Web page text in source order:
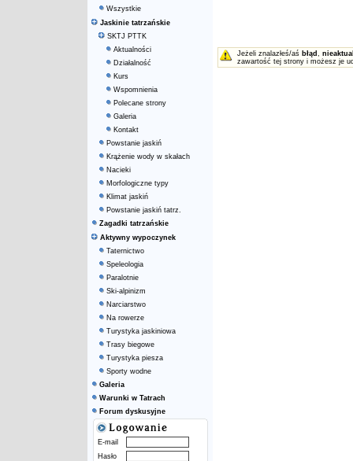
Wszystkie
Jaskinie tatrzańskie
SKTJ PTTK
Aktualności
Działalność
Kurs
Wspomnienia
Polecane strony
Galeria
Kontakt
Powstanie jaskiń
Krążenie wody w skałach
Nacieki
Morfologiczne typy
Klimat jaskiń
Powstanie jaskiń tatrz.
Zagadki tatrzańskie
Aktywny wypoczynek
Taternictwo
Speleologia
Paralotnie
Ski-alpinizm
Narciarstwo
Na rowerze
Turystyka jaskiniowa
Trasy biegowe
Turystyka piesza
Sporty wodne
Galeria
Warunki w Tatrach
Forum dyskusyjne
E-mail
Hasło
Jeżeli znalazłeś/aś błąd ,
zawartość tej strony i możesz je